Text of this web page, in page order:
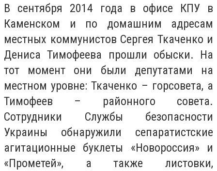
В сентября 2014 года в офисе КПУ в
Каменском и по домашним адресам
местных коммунистов Сергея Ткаченко и
Дениса Тимофеева прошли обыски. На
тот момент они были депутатами на
местном уровне: Ткаченко – горсовета, а
Тимофеев – районного совета.
Сотрудники Службы безопасности
Украины обнаружили сепаратистские
агитационные буклеты «Новороссия» и
«Прометей», а также листовки,